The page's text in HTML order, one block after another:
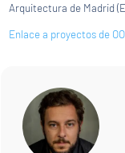
Arquitectura de Madrid
Enlace a proyectos de